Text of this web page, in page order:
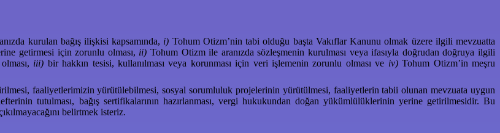
kurulan bağış ilişkisi kapsamında, i) Tohum Otizm’nin tabi olduğu başta Vakıflar Kanunu olmak üzere ilgili mevzuatta
getirmesi için zorunlu olması, ii) Tohum Otizm ile aranızda sözleşmenin kurulması veya ifasıyla doğrudan doğruya ilgili
iii) bir hakkın tesisi, kullanılması veya korunması için veri işlemenin zorunlu olması ve iv)Tohum Otizm’in meşru
faaliyetlerimizin yürütülebilmesi, sosyal sorumluluk projelerinin yürütülmesi, faaliyetlerin tabii olunan mevzuata uygun
tutulması, bağış sertifikalarının hazırlanması, vergi hukukundan doğan yükümlülüklerinin yerine getirilmesidir. Bu
belirtmek isteriz.